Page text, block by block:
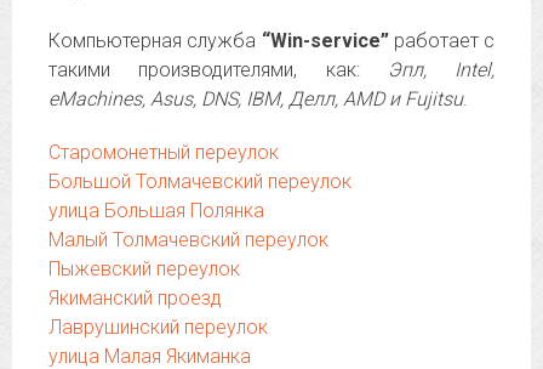
Компьютерная служба “Win-service”работает с
такими производителями, как:
Эпл, Intel,
eMachines, Asus, DNS, IBM, Делл, AMD и Fujitsu.
Старомонетный переулок
Большой Толмачевский переулок
улица Большая Полянка
Малый Толмачевский переулок
Пыжевский переулок
Якиманский проезд
Лаврушинский переулок
улица Малая Якиманка